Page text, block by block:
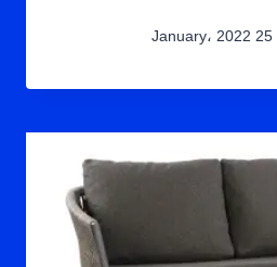
25 January، 2022